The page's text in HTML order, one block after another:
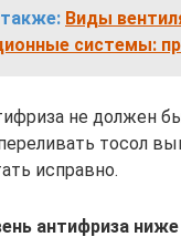
Виды
системы:
не должен
тосол
исправно.
антифриза